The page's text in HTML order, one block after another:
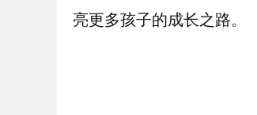
亮更多孩子的成长之路。